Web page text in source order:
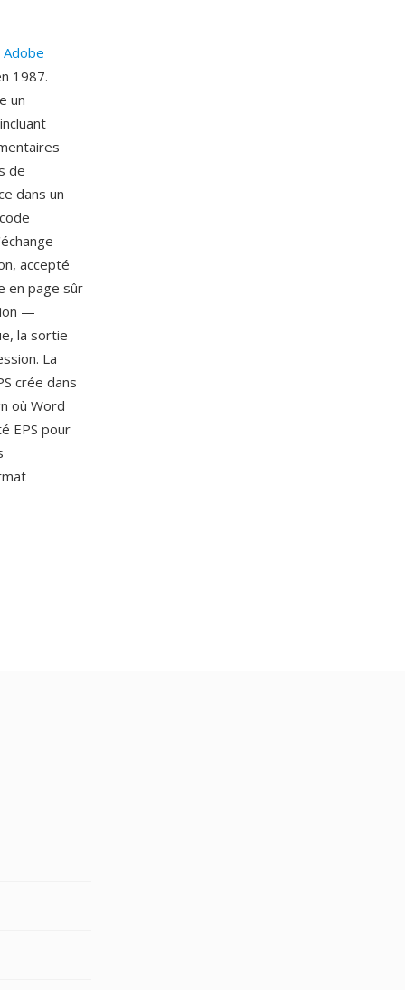
Adobe
1987.
un
de
dans un
accepté
en page sûr
—
la sortie
La
crée dans
où Word
EPS pour